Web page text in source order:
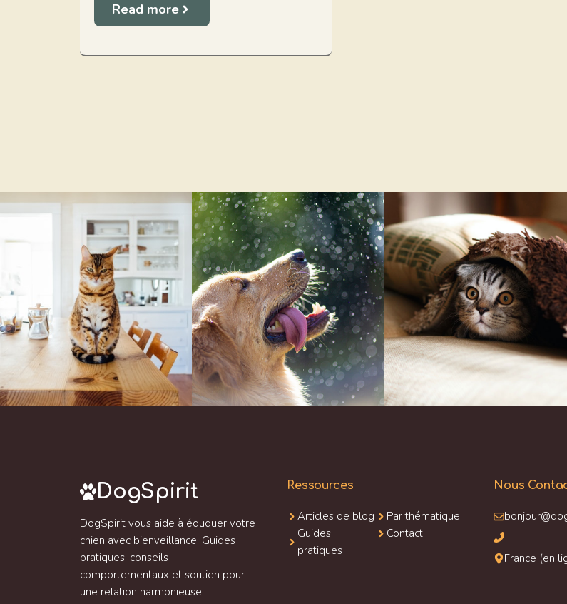
Read more
DogSpirit
DogSpirit vous aide à éduquer votre
chien avec bienveillance. Guides
pratiques, conseils
comportementaux et soutien pour
une relation harmonieuse.
Ressources
Articles de blog
Guides
pratiques
Par thématique
Contact
Nous
France (en